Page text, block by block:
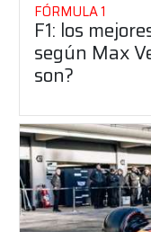
FÓRMULA 1
F1: los
según Max
son?